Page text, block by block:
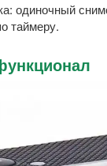
одиночный
таймеру.